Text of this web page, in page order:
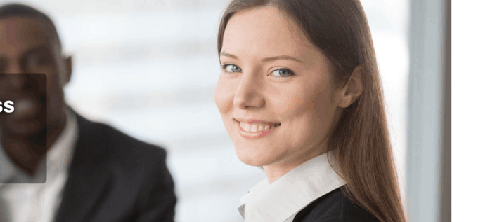
Bersyon ng WordPress
Bersyon ng PHP
Homepage ng tema